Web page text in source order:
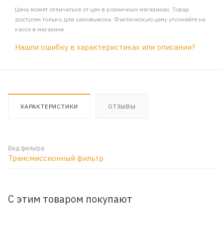
Цена может отличаться от цен в розничных магазинах. Товар
доступен только для самовывоза. Фактическую цену уточняйте на
кассе в магазине
Нашли ошибку в характеристиках или описании?
ХАРАКТЕРИСТИКИ ОТЗЫВЫ
Вид фильтра
Трансмиссионный фильтр
С этим товаром покупают